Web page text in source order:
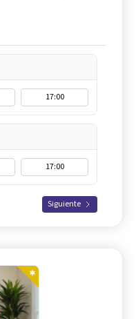
17:00
17:00
Siguiente